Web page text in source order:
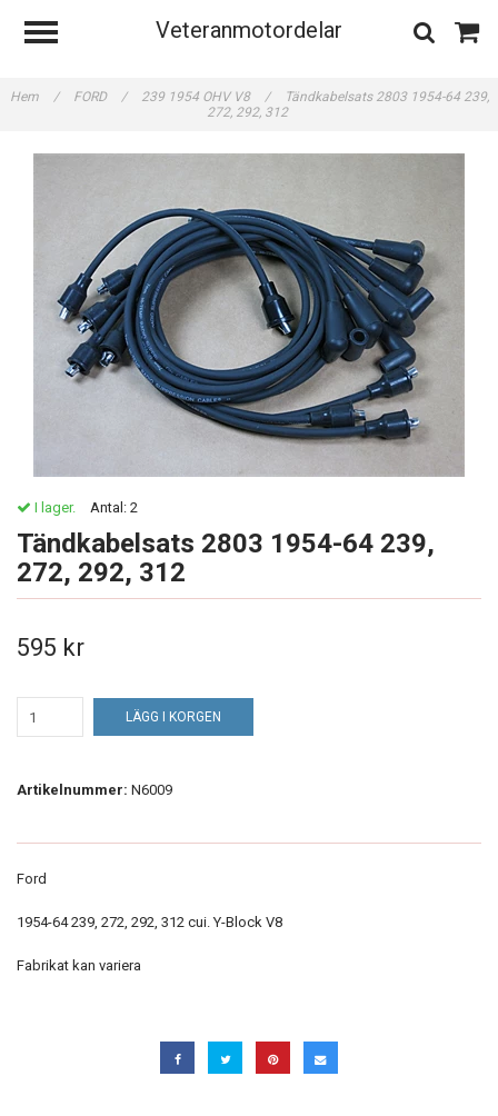
Veteranmotordelar
Hem / FORD / 239 1954 OHV V8 /
Tändkabelsats 2803 1954-64 239,
272, 292, 312
I lager. Antal: 2
Tändkabelsats 2803 1954-64 239,
272, 292, 312
595 kr
LÄGG I KORGEN
Artikelnummer: N6009
Ford
1954-64 239, 272, 292, 312 cui. Y-Block V8
Fabrikat kan variera